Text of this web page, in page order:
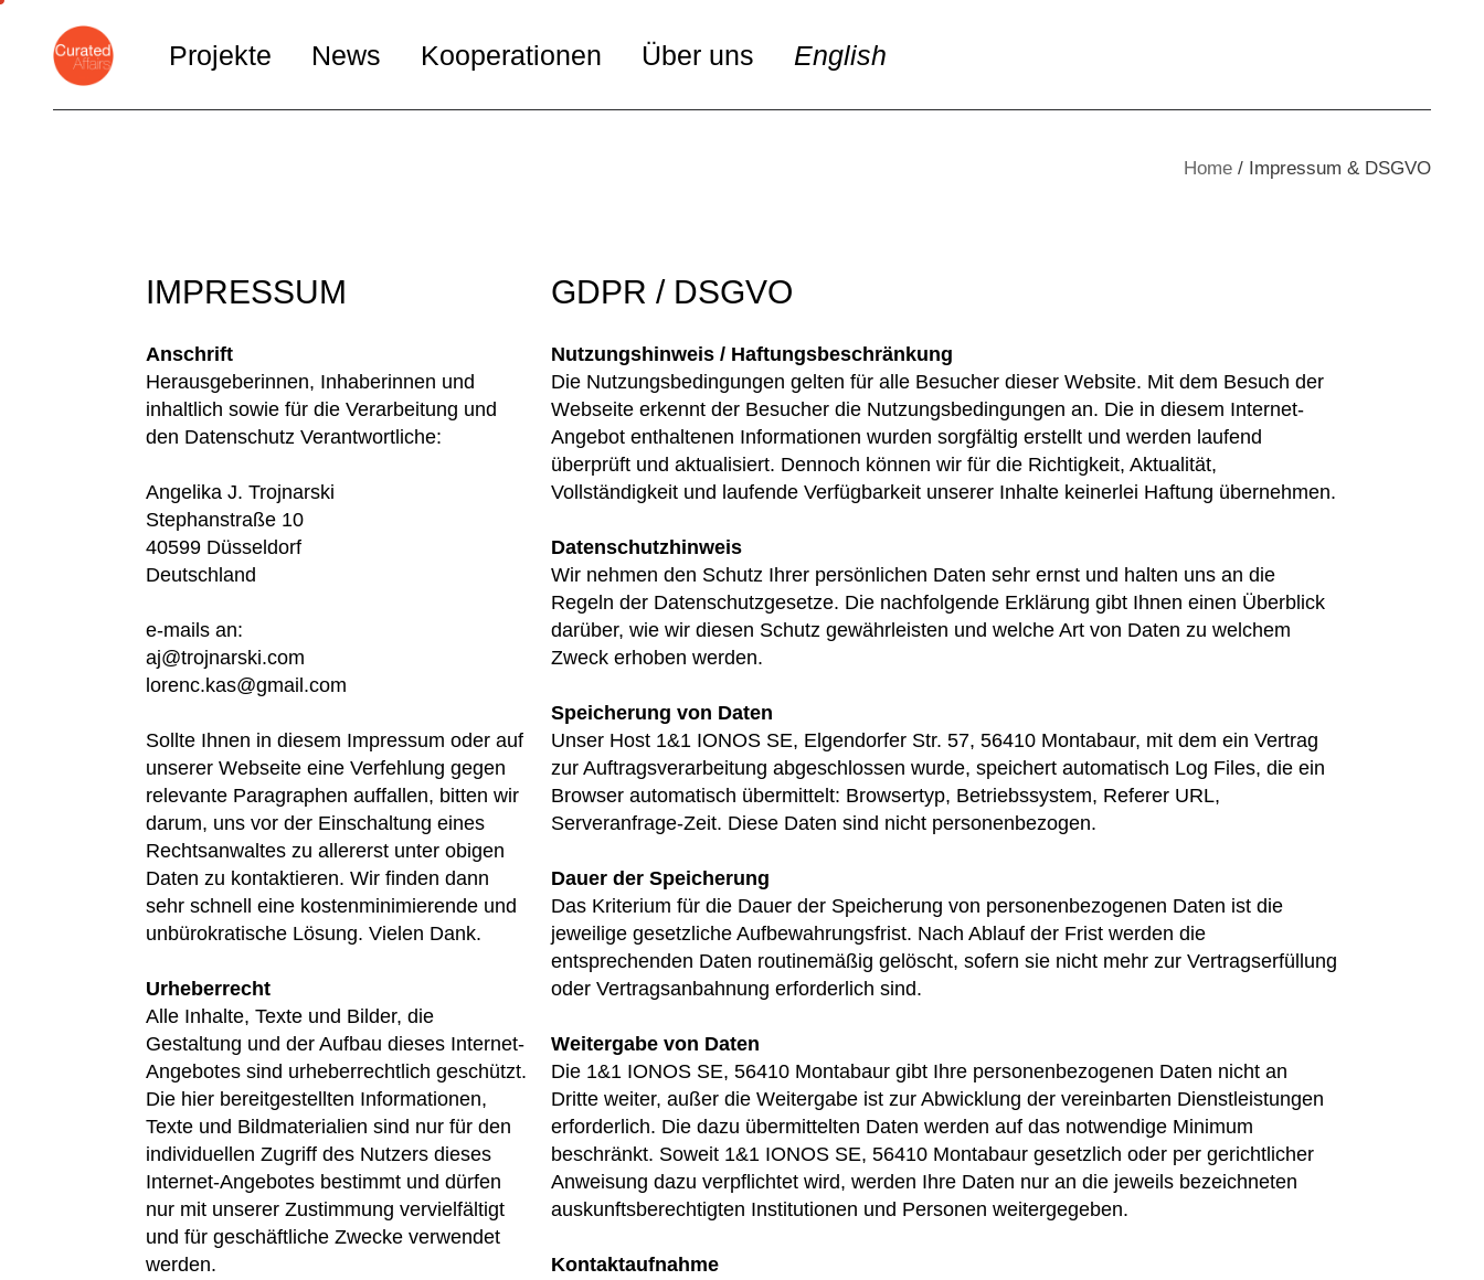
Projekte
As x as y
Ähnlichkeit
ROSA
News Kooperationen Über uns English
Home Impressum & DSGVO
IMPRESSUM
Anschrift
Herausgeberinnen, Inhaberinnen und
inhaltlich sowie für die Verarbeitung und
den Datenschutz Verantwortliche:
Angelika J. Trojnarski
Stephanstraße 10
40599 Düsseldorf
Deutschland
e-mails an:
aj@trojnarski.com
lorenc.kas@gmail.com
Sollte Ihnen in diesem Impressum oder auf
unserer Webseite eine Verfehlung gegen
relevante Paragraphen auffallen, bitten wir
darum, uns vor der Einschaltung eines
Rechtsanwaltes zu allererst unter obigen
Daten zu kontaktieren. Wir finden dann
sehr schnell eine kostenminimierende und
unbürokratische Lösung. Vielen Dank.
Urheberrecht
Alle Inhalte, Texte und Bilder, die
Gestaltung und der Aufbau dieses Internet-
Angebotes sind urheberrechtlich geschützt.
Die hier bereitgestellten Informationen,
Texte und Bildmaterialien sind nur für den
individuellen Zugriff des Nutzers dieses
Internet-Angebotes bestimmt und dürfen
nur mit unserer Zustimmung vervielfältigt
und für geschäftliche Zwecke verwendet
werden.
GDPR / DSGVO
Nutzungshinweis / Haftungsbeschränkung
Die Nutzungsbedingungen gelten für alle Besucher dieser Website. Mit dem Besuch der
Webseite erkennt der Besucher die Nutzungsbedingungen an. Die in diesem Internet-
Angebot enthaltenen Informationen wurden sorgfältig erstellt und werden laufend
überprüft und aktualisiert. Dennoch können wir für die Richtigkeit, Aktualität,
Vollständigkeit und laufende Verfügbarkeit unserer Inhalte keinerlei Haftung übernehmen.
Datenschutzhinweis
Wir nehmen den Schutz Ihrer persönlichen Daten sehr ernst und halten uns an die
Regeln der Datenschutzgesetze. Die nachfolgende Erklärung gibt Ihnen einen Überblick
darüber, wie wir diesen Schutz gewährleisten und welche Art von Daten zu welchem
Zweck erhoben werden.
Speicherung von Daten
Unser Host 1&1 IONOS SE, Elgendorfer Str. 57, 56410 Montabaur, mit dem ein Vertrag
zur Auftragsverarbeitung abgeschlossen wurde, speichert automatisch Log Files, die ein
Browser automatisch übermittelt: Browsertyp, Betriebssystem, Referer URL,
Serveranfrage-Zeit. Diese Daten sind nicht personenbezogen.
Dauer der Speicherung
Das Kriterium für die Dauer der Speicherung von personenbezogenen Daten ist die
jeweilige gesetzliche Aufbewahrungsfrist. Nach Ablauf der Frist werden die
entsprechenden Daten routinemäßig gelöscht, sofern sie nicht mehr zur Vertragserfüllung
oder Vertragsanbahnung erforderlich sind.
Weitergabe von Daten
Die 1&1 IONOS SE, 56410 Montabaur gibt Ihre personenbezogenen Daten nicht an
Dritte weiter, außer die Weitergabe ist zur Abwicklung der vereinbarten Dienstleistungen
erforderlich. Die dazu übermittelten Daten werden auf das notwendige Minimum
beschränkt. Soweit 1&1 IONOS SE, 56410 Montabaur gesetzlich oder per gerichtlicher
Anweisung dazu verpflichtet wird, werden Ihre Daten nur an die jeweils bezeichneten
auskunftsberechtigten Institutionen und Personen weitergegeben.
Kontaktaufnahme